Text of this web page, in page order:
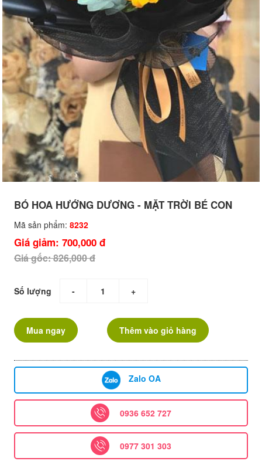
BÓ HOA HƯỚNG DƯƠNG - MẶT TRỜI BÉ CON
Mã sản phẩm: 8232
Giá giảm: 700,000 đ
Giá gốc: 826,000 đ
Số lượng - +
Mua ngay Thêm vào giỏ hàng
Zalo OA
0936 652 727
0977 301 303